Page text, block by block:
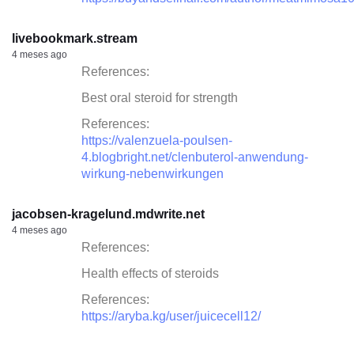
livebookmark.stream
4 meses ago
References:
Best oral steroid for strength
References:
https://valenzuela-poulsen-
4.blogbright.net/clenbuterol-anwendung-
wirkung-nebenwirkungen
jacobsen-kragelund.mdwrite.net
4 meses ago
References:
Health effects of steroids
References:
https://aryba.kg/user/juicecell12/